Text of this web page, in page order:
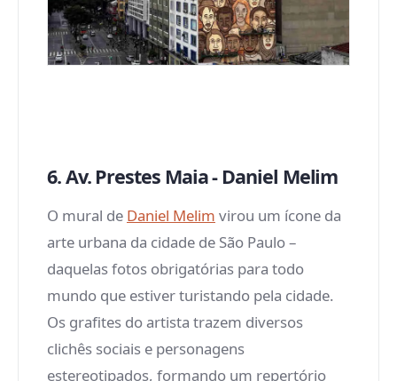
6. Av. Prestes Maia - Daniel Melim
O mural de Daniel Melim virou um ícone da
arte urbana da cidade de São Paulo –
daquelas fotos obrigatórias para todo
mundo que estiver turistando pela cidade.
Os grafites do artista trazem diversos
clichês sociais e personagens
estereotipados, formando um repertório